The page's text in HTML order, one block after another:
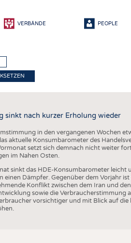
VLIESSTOFFE
NACHHALTIGKEIT
TECHNISCHE
SMART TEXTILES
MEDIZIN
HAUS- UND
VERBÄNDE PEOPLE
sinkt nach kurzer Erholung wieder
in den vergangenen Wochen
aktuelle Konsumbarometer des
setzt sich demnach nicht weiter
im Nahen Osten.
sinkt das HDE-Konsumbarometer
einen Dämpfer. Gegenüber dem Vorjahr
Konflikt zwischen dem Iran und
sowie die Verbraucherstimmung
vorsichtiger und mit Blick auf die